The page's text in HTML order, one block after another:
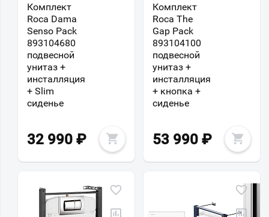
Комплект
Roca Dama
Senso Pack
893104680
подвесной
унитаз +
инсталляция
+ Slim
сиденье
32 990 ₽
Комплект
Roca The
Gap Pack
893104100
подвесной
унитаз +
инсталляция
+ кнопка +
сиденье
53 990 ₽